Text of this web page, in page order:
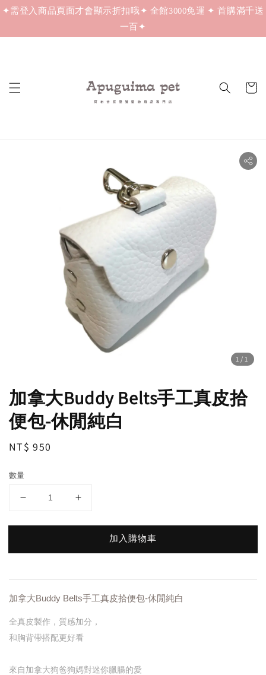
✦需登入商品頁面才會顯示折扣哦✦ 全館3000免運 ✦ 首購滿千送
一百✦
1 /1
加拿大Buddy Belts手工真皮拾
便包-休閒純白
Regular
NT$ 950
數量
加入購物車
加拿大Buddy Belts手工真皮拾便包-休閒純白
全真皮製作，質感加分，
和胸背帶搭配更好看
來自加拿大狗爸狗媽對迷你臘腸的愛